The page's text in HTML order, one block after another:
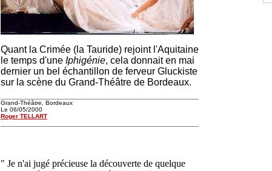
Quant la Crimée (la Tauride) rejoint l'Aquitaine
le temps d'une Iphigénie, cela donnait en mai
dernier un bel échantillon de ferveur Gluckiste
sur la scène du Grand-Théâtre de Bordeaux.
Grand-Théâtre, Bordeaux
Le 06/05/2000
Roger TELLART
" Je n'ai jugé précieuse la découverte de quelque